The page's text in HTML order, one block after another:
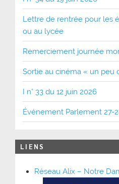
Lettre de rentrée pour les
ou au lycée
Remerciement journée
Sortie au cinéma « un peu
I n° 33 du 12 juin 2026
Événement Parlement 27-
LIENS
Réseau Alix – Notre